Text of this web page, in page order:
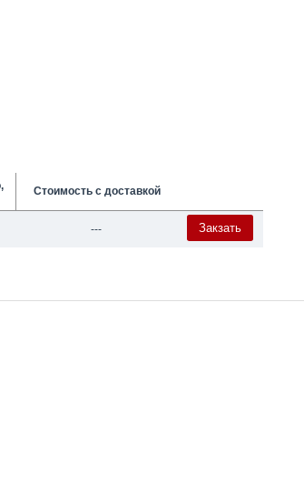
Стоимость с доставкой
--- Закзать